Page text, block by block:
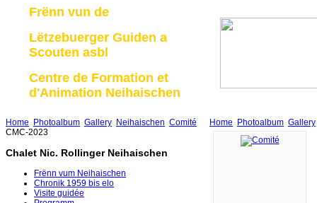
Frënn vun de
Lëtzebuerger Guiden a
Scouten asbl
Centre de Formation et
d'Animation Neihaischen
Home Photoalbum Gallery Neihaischen Comité
CMC-2023
Chalet Nic. Rollinger Neihaischen
Frënn vum Neihaischen
Chronik 1959 bis elo
Visite guidée
Home Photoalbum Gallery